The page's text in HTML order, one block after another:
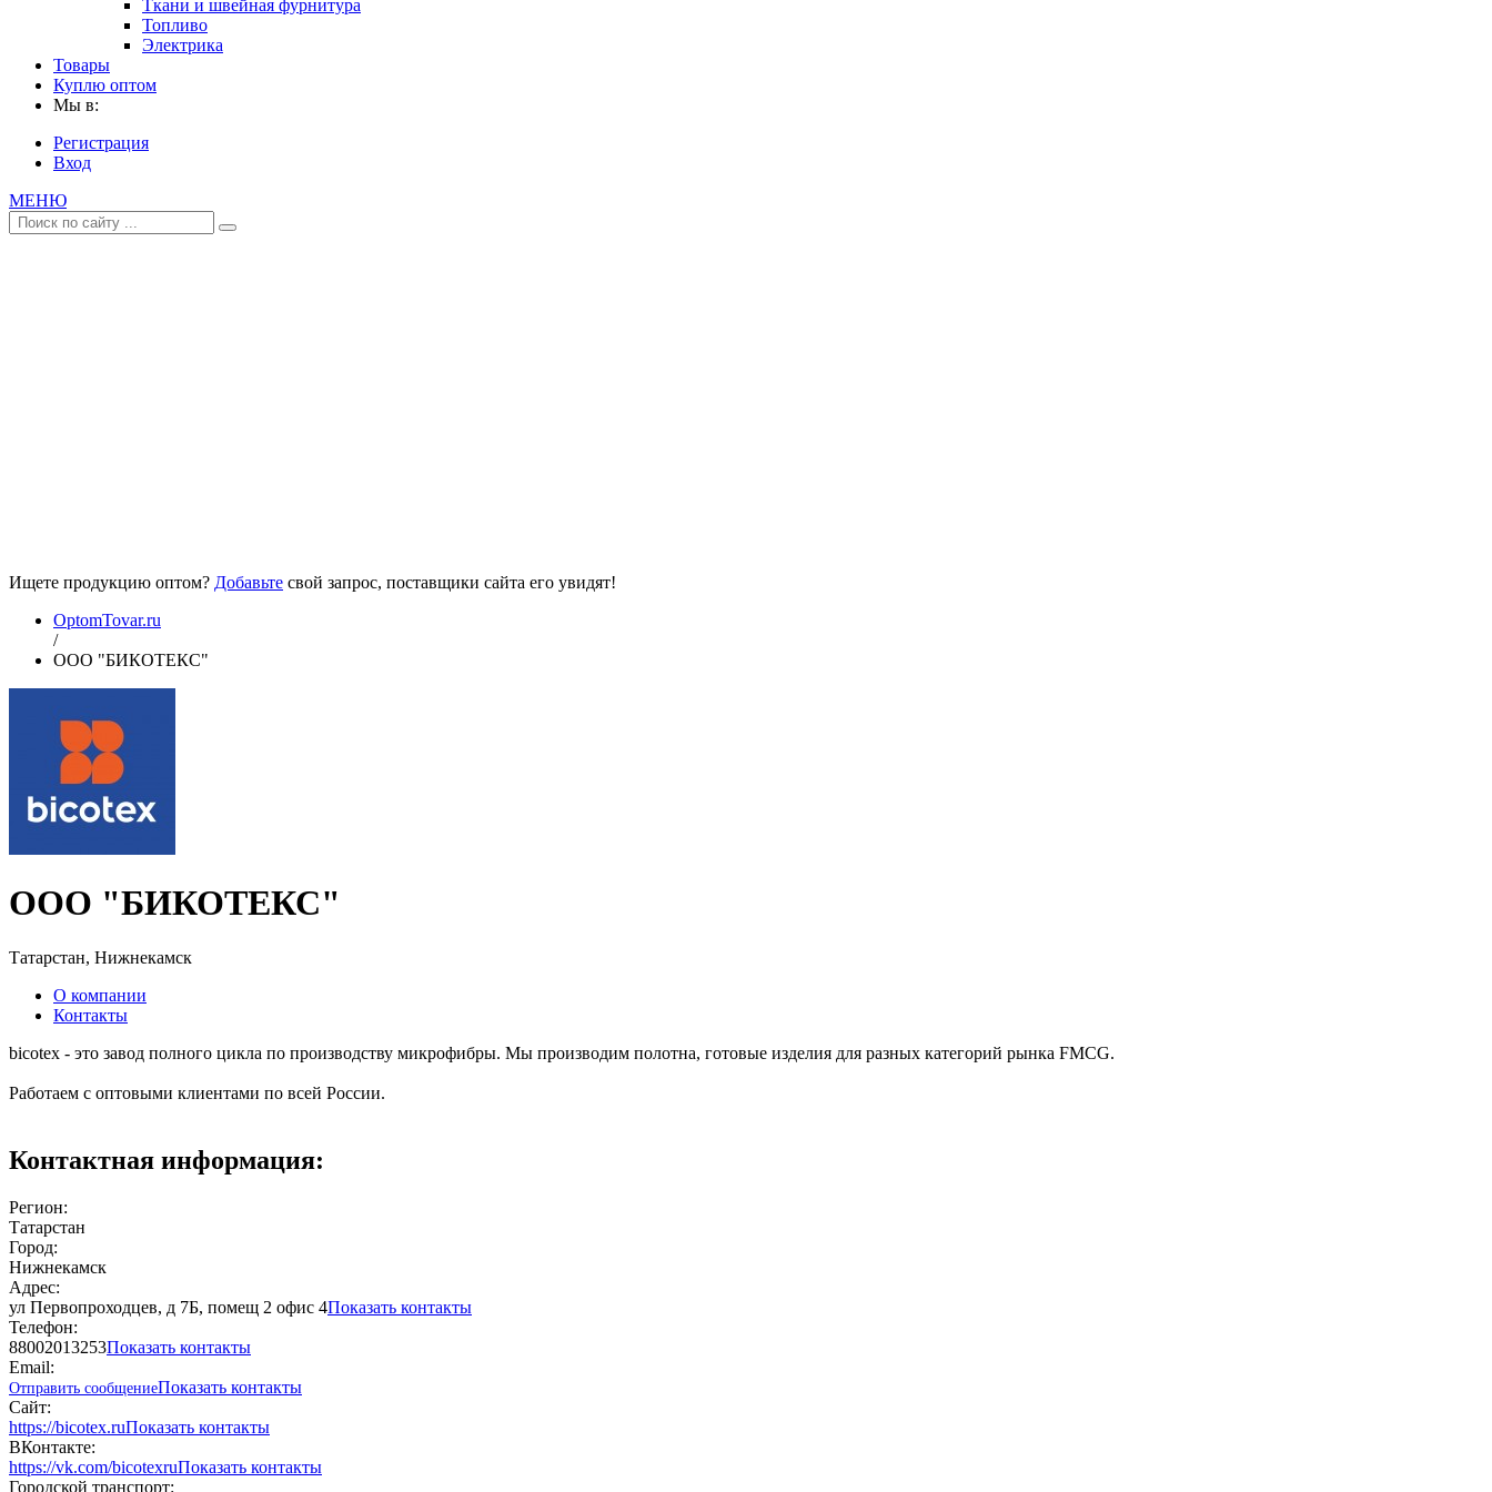
Ткани и швейная фурнитура
Топливо
Электрика
Товары
Куплю оптом
Мы в:
Регистрация
Вход
МЕНЮ
Ищете продукцию оптом? Добавьте свой запрос, поставщики сайта его увидят!
OptomTovar.ru
/
ООО "БИКОТЕКС"
ООО "БИКОТЕКС"
Татарстан, Нижнекамск
О компании
Контакты
bicotex - это завод полного цикла по производству микрофибры. Мы производим полотна, готовые изделия для разных категорий рынка FMCG.
Работаем с оптовыми клиентами по всей России.
Контактная информация:
Регион:
Татарстан
Город:
Нижнекамск
Адрес:
ул Первопроходцев, д 7Б, помещ 2 офис 4Показать контакты
Телефон:
88002013253Показать контакты
Email:
Отправить сообщениеПоказать контакты
Сайт:
https://bicotex.ruПоказать контакты
ВКонтакте:
https://vk.com/bicotexruПоказать контакты
Городской транспорт: